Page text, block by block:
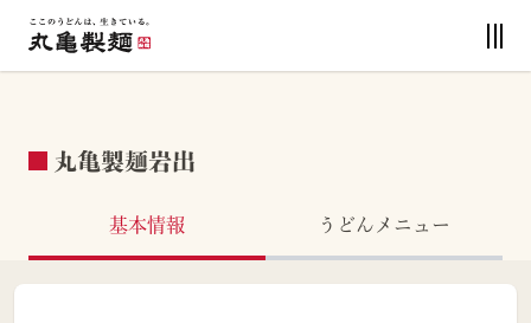
丸亀製麺岩出
基本情報 うどんメニュー